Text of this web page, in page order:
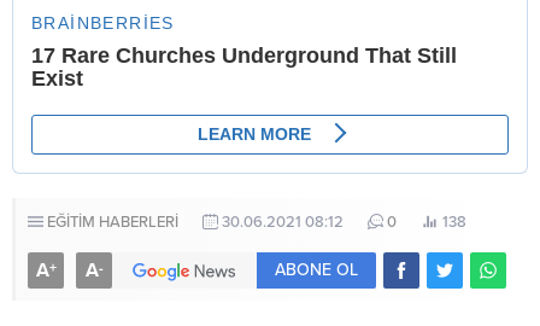
EĞİTİM HABERLERİ 30.06.2021 08:12 0 138
A+ A- ABONE OL